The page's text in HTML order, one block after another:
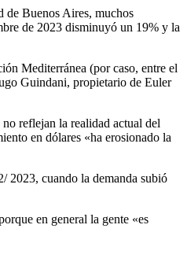
de Buenos Aires, muchos
de 2023 disminuyó un 19% y la
Mediterránea (por caso, entre el
Guindani, propietario de Euler
reflejan la realidad actual del
en dólares «ha erosionado la
2023, cuando la demanda subió
en general la gente «es